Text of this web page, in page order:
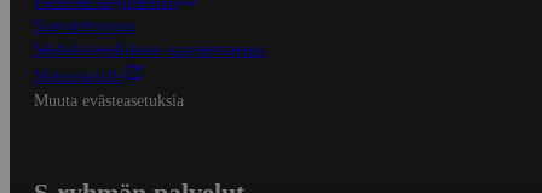
Saavutettavuus
Mobiilisovelluksen saavutettavuus
Mainostajalle
Muuta evästeasetuksia